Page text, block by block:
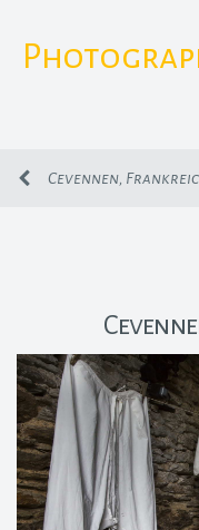
Cevennen,